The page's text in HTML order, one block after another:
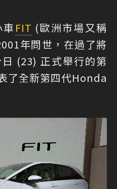
FIT (歐洲市場又稱
年問世，在過了將
(23) 正式舉行的第
了全新第四代Honda